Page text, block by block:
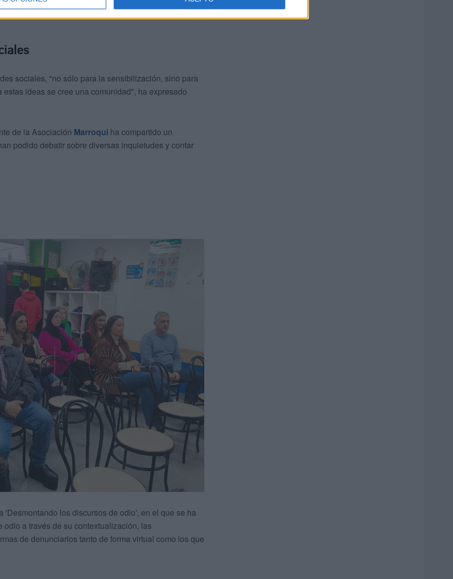
sociales, "no sólo para la sensibilización, sino para
ideas se cree una comunidad", ha expresado
de la Asociación Marroquí ha compartido un
podido debatir sobre diversas inquietudes y contar
los discursos de odio', en el que se ha
a través de su contextualización, las
de denunciarlos tanto de forma virtual como los que